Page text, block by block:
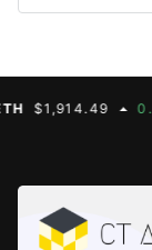
0.20%